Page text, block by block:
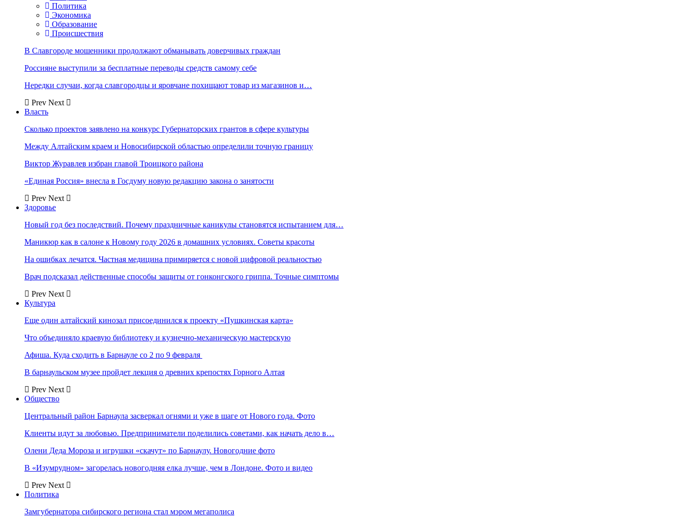
Политика
Экономика
Образование
Происшествия
В Славгороде мошенники продолжают обманывать доверчивых граждан
Россияне выступили за бесплатные переводы средств самому себе
Нередки случаи, когда славгородцы и яровчане похищают товар из магазинов и…
Prev Next
Власть
Сколько проектов заявлено на конкурс Губернаторских грантов в сфере культуры
Между Алтайским краем и Новосибирской областью определили точную границу
Виктор Журавлев избран главой Троицкого района
«Единая Россия» внесла в Госдуму новую редакцию закона о занятости
Prev Next
Здоровье
Новый год без последствий. Почему праздничные каникулы становятся испытанием для…
Маникюр как в салоне к Новому году 2026 в домашних условиях. Советы красоты
На ошибках лечатся. Частная медицина примиряется с новой цифровой реальностью
Врач подсказал действенные способы защиты от гонконгского гриппа. Точные симптомы
Prev Next
Культура
Еще один алтайский кинозал присоединился к проекту «Пушкинская карта»
Что объединяло краевую библиотеку и кузнечно-механическую мастерскую
Афиша. Куда сходить в Барнауле со 2 по 9 февраля
В барнаульском музее пройдет лекция о древних крепостях Горного Алтая
Prev Next
Общество
Центральный район Барнаула засверкал огнями и уже в шаге от Нового года. Фото
Клиенты идут за любовью. Предприниматели поделились советами, как начать дело в…
Олени Деда Мороза и игрушки «скачут» по Барнаулу. Новогодние фото
В «Изумрудном» загорелась новогодняя елка лучше, чем в Лондоне. Фото и видео
Prev Next
Политика
Замгубернатора сибирского региона стал мэром мегаполиса